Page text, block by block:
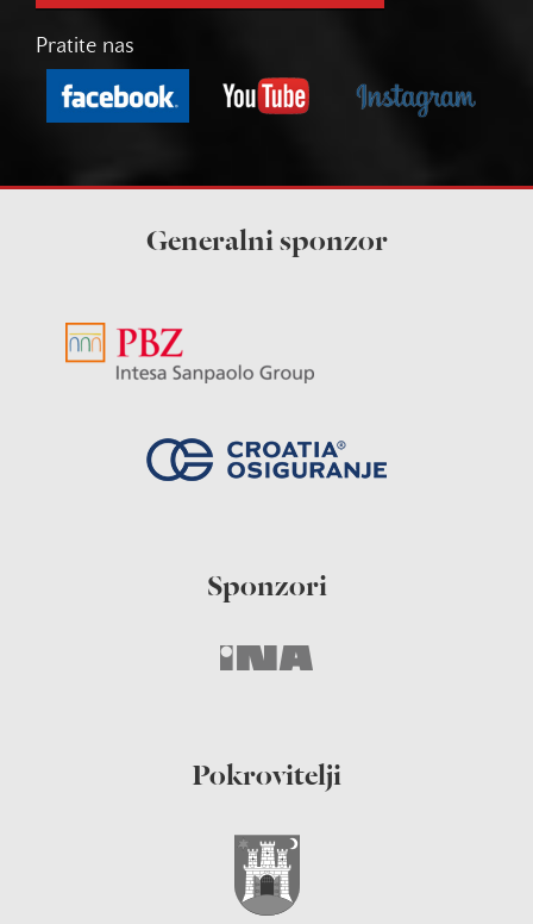
Pratite nas
Generalni sponzor
Sponzori
Pokrovitelji